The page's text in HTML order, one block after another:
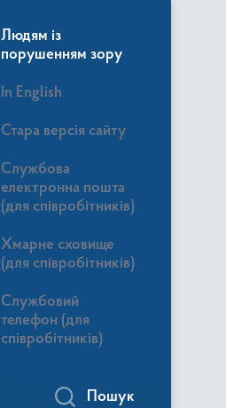
Людям із
порушенням зору
In English
Стара версія сайту
Службова
електронна пошта
(для співробітників)
Хмарне сховище
(для співробітників)
Службовий
телефон (для
співробітників)
Пошук